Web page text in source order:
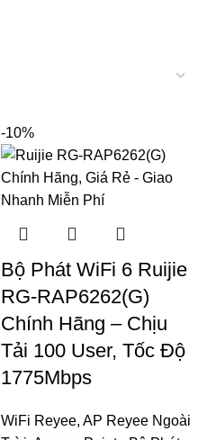
-10%
Bộ Phát WiFi 6 Ruijie
RG-RAP6262(G)
Chính Hãng – Chịu
Tải 100 User, Tốc Độ
1775Mbps
WiFi Reyee, AP Reyee Ngoài